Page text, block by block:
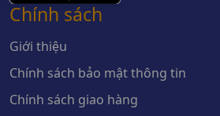
Chính sách
Giới thiệu
Chính sách bảo mật thông tin
Chính sách giao hàng